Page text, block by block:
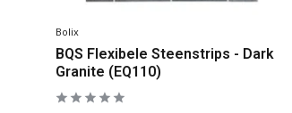
Bolix
BQS Flexibele Steenstrips - Dark
Granite (EQ110)